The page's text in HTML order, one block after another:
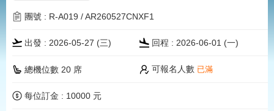
團號 : R-A019 / AR260527CNXF1
出發 : 2026-05-27 (三) 回程 : 2026-06-01 (一)
總機位數 20 席 可報名人數 已滿
每位訂金 : 10000 元